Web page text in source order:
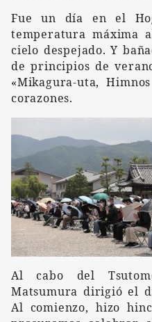
Fue un día en el
temperatura máxima
cielo despejado. Y
de principios de
«Mikagura-uta,
corazones.
Al cabo del
Matsumura dirigió el
Al comienzo, hizo